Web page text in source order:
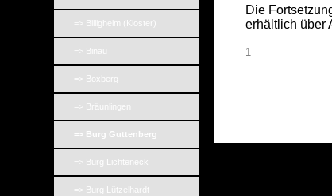
=> Billigheim (Kloster)
=> Binau
=> Boxberg
=> Bräunlingen
=> Burg Guttenberg
=> Burg Lichteneck
=> Burg Lützelhardt
Die
erhältlich über
1